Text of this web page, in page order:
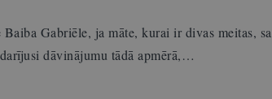
Gabriēle, ja māte, kurai ir divas meitas,
dāvinājumu tādā apmērā,…